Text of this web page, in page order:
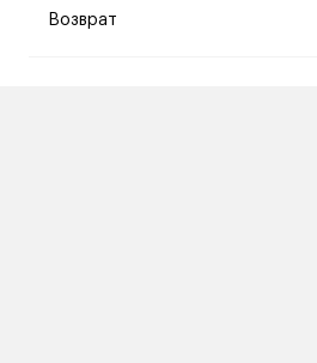
Возврат